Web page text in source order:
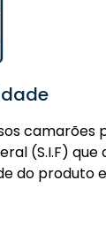
camarões
(S.I.F) que
do produto